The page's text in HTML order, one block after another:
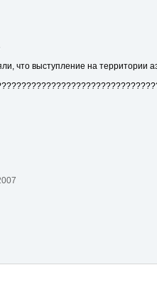
что выступление на территории